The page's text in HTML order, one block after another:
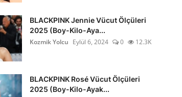
BLACKPINK Jennie Vücut Ölçüleri
2025 (Boy-Kilo-Aya...
Kozmik Yolcu Eylül 6, 2024 0 12.3K
BLACKPINK Rosé Vücut Ölçüleri
2025 (Boy-Kilo-Ayak...